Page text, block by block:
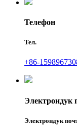
Телефон
Тел.
+86-
Электрондук
Электрондук